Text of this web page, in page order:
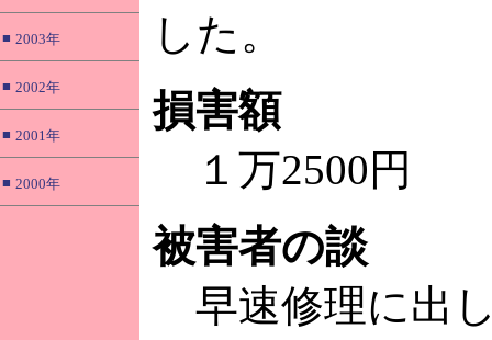
■ 2003年
■ 2002年
■ 2001年
■ 2000年
した。
損害額
１万2500円
被害者の談
早速修理に出